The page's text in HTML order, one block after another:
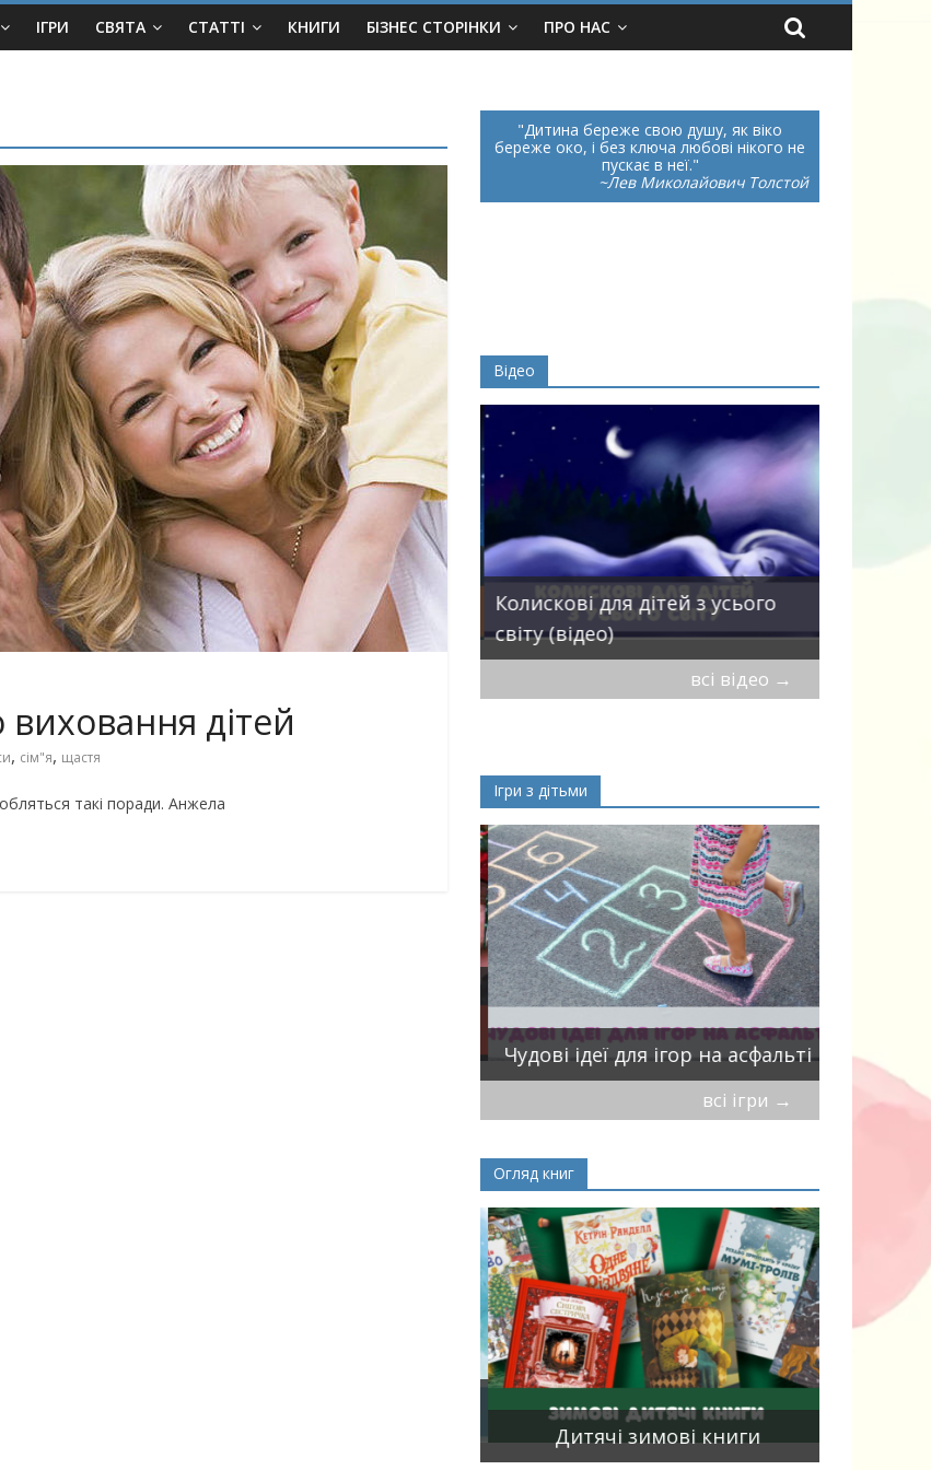
ІГРИ СВЯТА СТАТТІ КНИГИ БІЗНЕС СТОРІНКИ ПРО НАС
дітей
, сім"я, щастя
такі поради. Анжела
Дитина береже свою душу, як віко
береже око, і без ключа любові нікого не
пускає в неї.
~Лев Миколайович Толстой
Відео
про
Чарівні українські колискові
пісні для дітей (слова та
музика)
Колискові для дітей з усього
світу (відео)
всі відео →
Ігри з дітьми
Чудові ідеї для ігор на асфальті
мирись,
всі ігри →
Огляд книг
Дитячі зимові книги